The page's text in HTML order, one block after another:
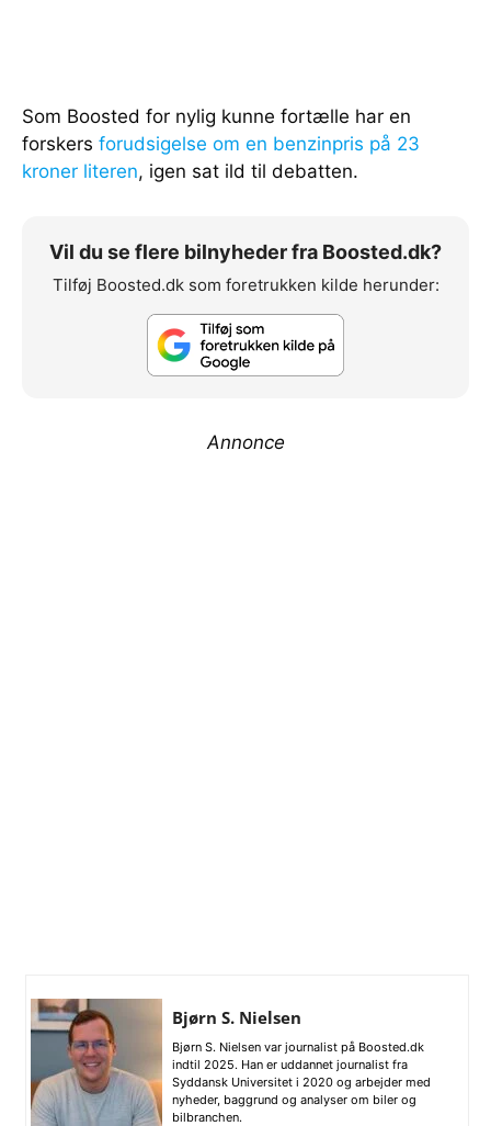
Som Boosted for nylig kunne fortælle har en
forskers forudsigelse om en benzinpris på 23
kroner literen, igen sat ild til debatten.
Vil du se flere bilnyheder fra Boosted.dk?
Tilføj Boosted.dk som foretrukken kilde herunder:
Annonce
Bjørn S. Nielsen
Bjørn S. Nielsen var journalist på Boosted.dk
indtil 2025. Han er uddannet journalist fra
Syddansk Universitet i 2020 og arbejder med
nyheder, baggrund og analyser om biler og
bilbranchen.